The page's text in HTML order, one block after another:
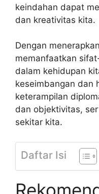
keindahan dapat
dan kreativitas kita.
Dengan
memanfaatkan
dalam kehidupan
keseimbangan dan
keterampilan
dan objektivitas,
sekitar kita.
Daftar Isi